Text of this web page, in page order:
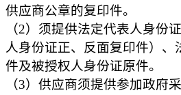
供应商公章的复印件。
（2）须提供法定代表人身份
人身份证正、反面复印件）、
件及被授权人身份证原件。
（3）供应商须提供参加政府